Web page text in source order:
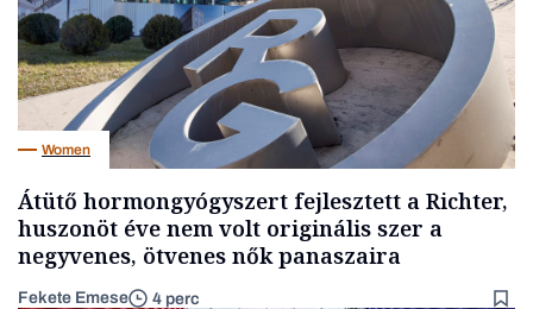
Women
Átütő hormongyógyszert fejlesztett a Richter,
huszonöt éve nem volt originális szer a
negyvenes, ötvenes nők panaszaira
Fekete Emese 4 perc